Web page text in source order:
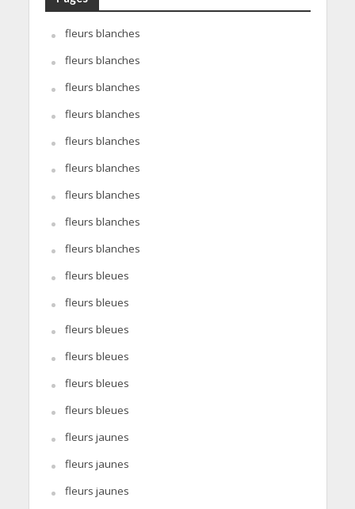
fleurs blanches
fleurs blanches
fleurs blanches
fleurs blanches
fleurs blanches
fleurs blanches
fleurs blanches
fleurs blanches
fleurs blanches
fleurs bleues
fleurs bleues
fleurs bleues
fleurs bleues
fleurs bleues
fleurs bleues
fleurs jaunes
fleurs jaunes
fleurs jaunes